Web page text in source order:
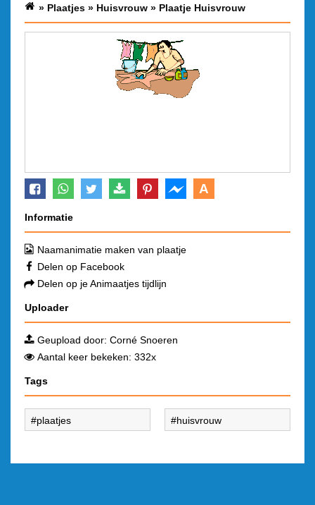
» Plaatjes » Huisvrouw » Plaatje Huisvrouw
A
Informatie
Naamanimatie maken van plaatje
Delen op Facebook
Delen op je Animaatjes tijdlijn
Uploader
Geupload door: Corné Snoeren
Aantal keer bekeken: 332x
Tags
plaatjes huisvrouw